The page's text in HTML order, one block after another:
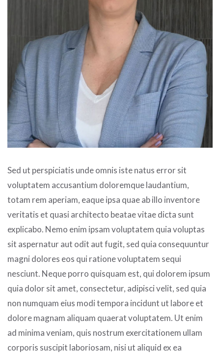
Sed ut perspiciatis unde omnis iste natus error sit
voluptatem accusantium doloremque laudantium,
totam rem aperiam, eaque ipsa quae ab illo inventore
veritatis et quasi architecto beatae vitae dicta sunt
explicabo. Nemo enim ipsam voluptatem quia voluptas
sit aspernatur aut odit aut fugit, sed quia consequuntur
magni dolores eos qui ratione voluptatem sequi
nesciunt. Neque porro quisquam est, qui dolorem ipsum
quia dolor sit amet, consectetur, adipisci velit, sed quia
non numquam eius modi tempora incidunt ut labore et
dolore magnam aliquam quaerat voluptatem. Ut enim
ad minima veniam, quis nostrum exercitationem ullam
corporis suscipit laboriosam, nisi ut aliquid ex ea